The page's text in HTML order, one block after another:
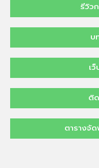
รีวิว
บ
เ
ติ
ตารางจัด